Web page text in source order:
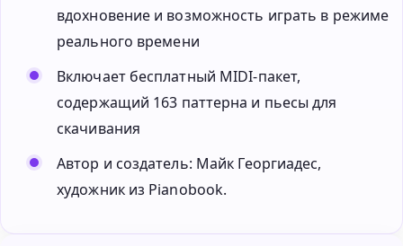
вдохновение и возможность играть в режиме
реального времени
Включает бесплатный MIDI-пакет,
содержащий 163 паттерна и пьесы для
скачивания
Автор и создатель: Майк Георгиадес,
художник из Pianobook.